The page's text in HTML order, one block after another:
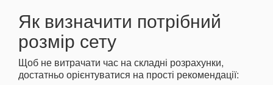
Як визначити потрібний
розмір сету
Щоб не витрачати час на складні розрахунки,
достатньо орієнтуватися на прості рекомендації: